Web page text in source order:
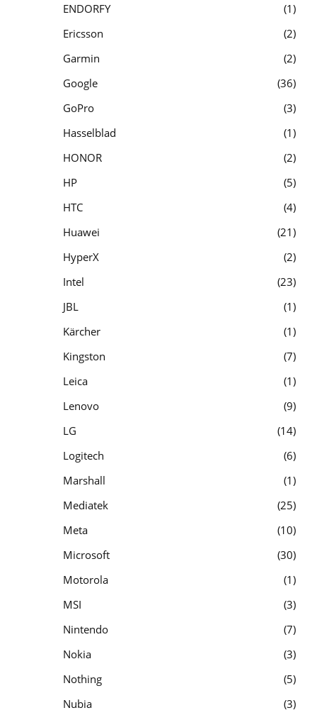
ENDORFY
1
Ericsson
2
Garmin
2
Google
36
GoPro
3
Hasselblad
1
HONOR
2
HP
5
HTC
4
Huawei
21
HyperX
2
Intel
23
JBL
1
Kärcher
1
Kingston
7
Leica
1
Lenovo
9
LG
14
Logitech
6
Marshall
1
Mediatek
25
Meta
10
Microsoft
30
Motorola
1
MSI
3
Nintendo
7
Nokia
3
Nothing
5
Nubia
3